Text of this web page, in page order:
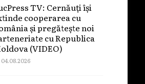
TV: Cernăuți își
cooperarea cu
și pregătește noi
cu Republica
(VIDEO)
04.08.2026